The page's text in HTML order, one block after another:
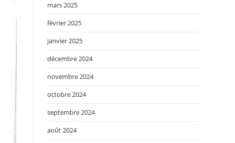
mars 2025
février 2025
janvier 2025
décembre 2024
novembre 2024
octobre 2024
septembre 2024
août 2024